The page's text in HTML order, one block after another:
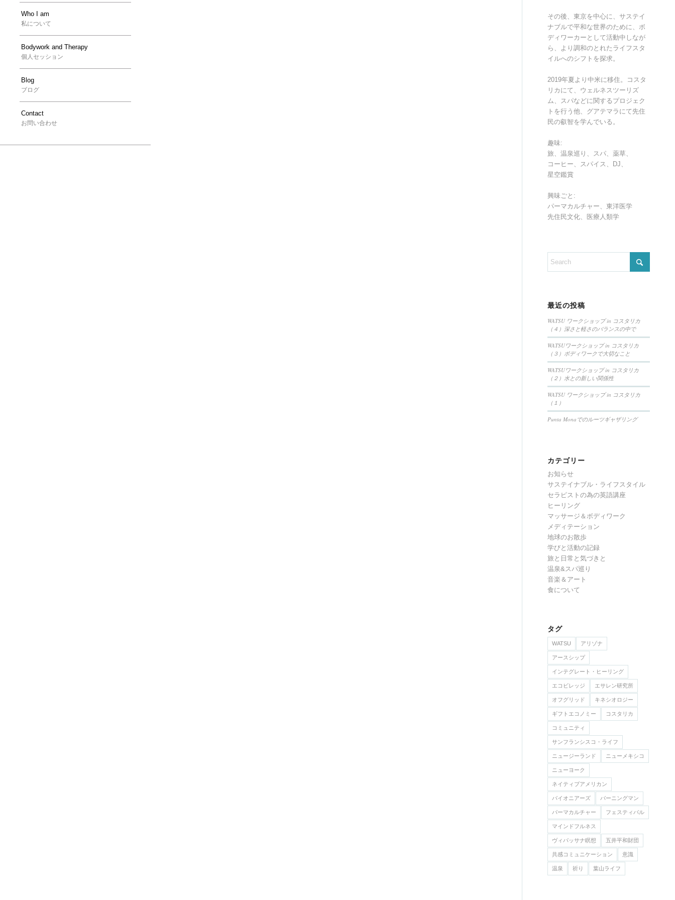
Who I am
私について
Bodywork and Therapy
個人セッション
Blog
ブログ
Contact
お問い合わせ
その後、東京を中心に、サステイ
ナブルで平和な世界のために、ボ
ディワーカーとして活動中しなが
ら、より調和のとれたライフスタ
イルへのシフトを探求。
2019年夏より中米に移住。コスタ
リカにて、ウェルネスツーリズ
ム、スパなどに関するプロジェク
トを行う他、グアテマラにて先住
民の叡智を学んでいる。
趣味:
旅、温泉巡り、スパ、薬草、
コーヒー、スパイス、DJ、
星空鑑賞
興味ごと:
パーマカルチャー、東洋医学
先住民文化、医療人類学
最近の投稿
WATSU ワークショップ in コスタリカ
（４）深さと軽さのバランスの中で
WATSUワークショップ in コスタリカ
（３）ボディワークで大切なこと
WATSUワークショップ in コスタリカ
（２）水との新しい関係性
WATSU ワークショップ in コスタリカ
（１）
Punta Monaでのルーツギャザリング
カテゴリー
お知らせ
サステイナブル・ライフスタイル
セラピストの為の英語講座
ヒーリング
マッサージ＆ボディワーク
メディテーション
地球のお散歩
学びと活動の記録
旅と日常と気づきと
温泉&スパ巡り
音楽＆アート
食について
タグ
WATSU アリゾナ
アースシップ
インテグレート・ヒーリング
エコビレッジ エサレン研究所
オフグリッド キネシオロジー
ギフトエコノミー コスタリカ
コミュニティ
サンフランシスコ・ライフ
ニュージーランド ニューメキシコ
ニューヨーク
ネイティブアメリカン
バイオニアーズ バーニングマン
パーマカルチャー フェスティバル
マインドフルネス
ヴィパッサナ瞑想 五井平和財団
共感コミュニケーション 意識
温泉 祈り 葉山ライフ